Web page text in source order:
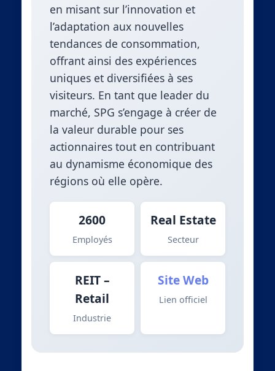
en misant sur l’innovation et
l’adaptation aux nouvelles
tendances de consommation,
offrant ainsi des expériences
uniques et diversifiées à ses
visiteurs. En tant que leader du
marché, SPG s’engage à créer de
la valeur durable pour ses
actionnaires tout en contribuant
au dynamisme économique des
régions où elle opère.
2600
Employés
Real Estate
Secteur
REIT –
Retail
Industrie
Site Web
Lien officiel